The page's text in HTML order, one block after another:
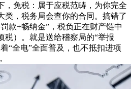
，免税：属于应税范畴，为你完全
类，税务局会查你的合同。搞错了
款+畅纳金”，税负正在财产链中
税）。就是送给稽察局的“举报
“全电”全面普及，也不抵扣进项